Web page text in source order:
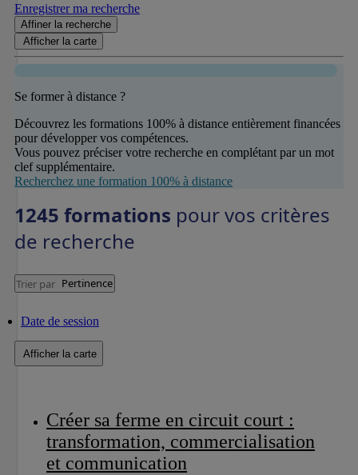
Enregistrer ma recherche
Affiner la recherche
Afficher la carte
Se former à distance ?
Découvrez les formations 100% à distance entièrement financées
pour développer vos compétences.
Vous pouvez préciser votre recherche en complétant par un mot
clef supplémentaire.
Recherchez une formation 100% à distance
1245 formations pour vos critères
de recherche
Trier par Pertinence
Date de session
Afficher la carte
Créer sa ferme en circuit court :
transformation, commercialisation
et communication